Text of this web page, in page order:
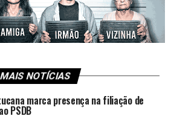
MAIS NOTÍCIAS
marca presença na filiação de
PSDB